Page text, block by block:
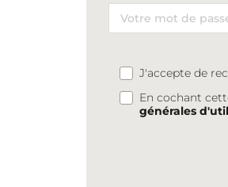
J'accepte de
En cochant
générales